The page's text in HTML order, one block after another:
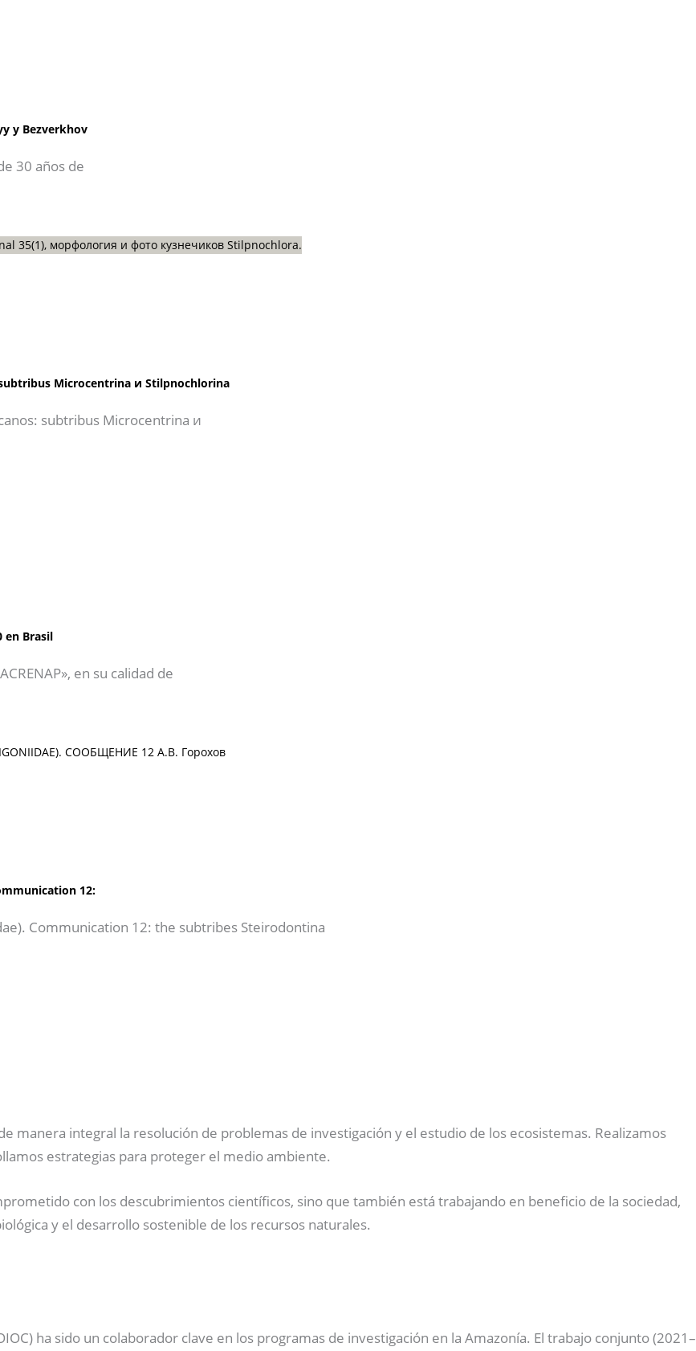
y Bezverkhov
30 años de
Microcentrina и Stilpnochlorina
subtribus Microcentrina и
en Brasil
en su calidad de
12:
Communication 12: the subtribes Steirodontina
manera integral la resolución de problemas de investigación y el estudio de los ecosistemas. Realizamos
estrategias para proteger el medio ambiente.
con los descubrimientos científicos, sino que también está trabajando en beneficio de la sociedad,
y el desarrollo sostenible de los recursos naturales.
ha sido un colaborador clave en los programas de investigación en la Amazonía. El trabajo conjunto (2021–